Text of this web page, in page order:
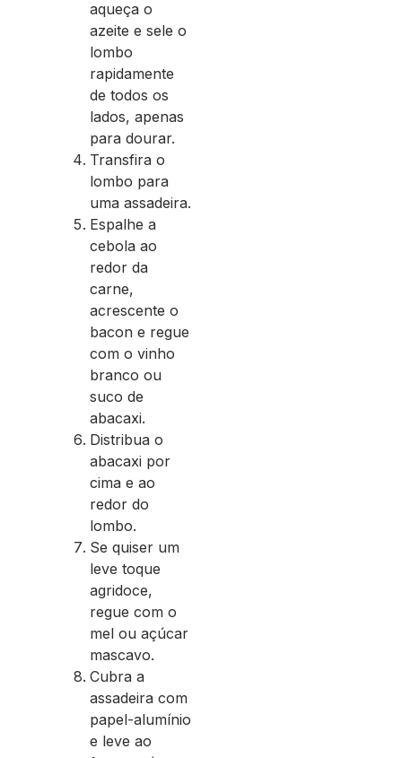
aqueça o
azeite e sele o
lombo
rapidamente
de todos os
lados, apenas
para dourar.
Transfira o
lombo para
uma assadeira.
Espalhe a
cebola ao
redor da
carne,
acrescente o
bacon e regue
com o vinho
branco ou
suco de
abacaxi.
Distribua o
abacaxi por
cima e ao
redor do
lombo.
Se quiser um
leve toque
agridoce,
regue com o
mel ou açúcar
mascavo.
Cubra a
assadeira com
papel-alumínio
e leve ao